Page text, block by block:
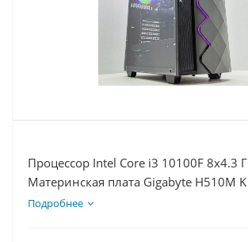
Процессор Intel Core i3 10100F 8x4.3
Материнская плата Gigabyte H510M K
Видеокарта RTX 4070TiS 16Гб, Память
Подробнее